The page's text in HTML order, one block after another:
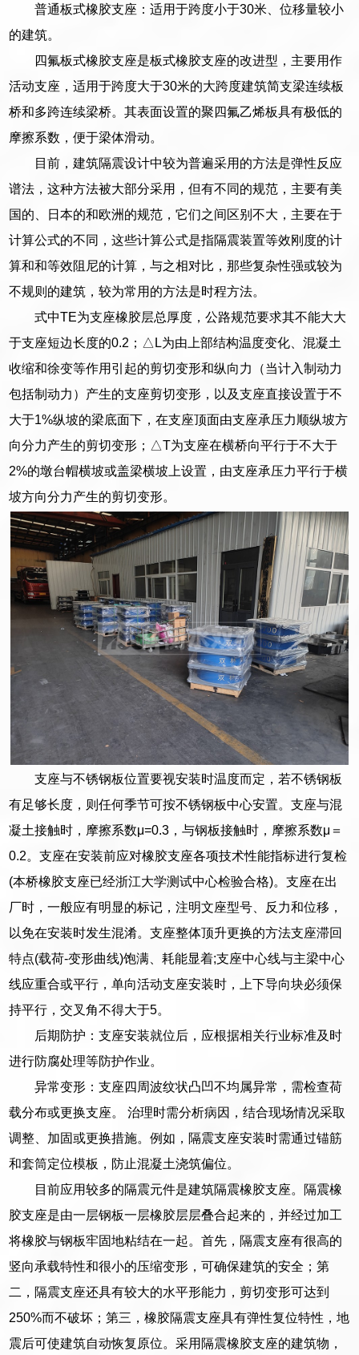
普通板式橡胶支座：适用于跨度小于30米、位移量较小
的建筑。
四氟板式橡胶支座是板式橡胶支座的改进型，主要用作
活动支座，适用于跨度大于30米的大跨度建筑简支梁连续板
桥和多跨连续梁桥。其表面设置的聚四氟乙烯板具有极低的
摩擦系数，便于梁体滑动。
目前，建筑隔震设计中较为普遍采用的方法是弹性反应
谱法，这种方法被大部分采用，但有不同的规范，主要有美
国的、日本的和欧洲的规范，它们之间区别不大，主要在于
计算公式的不同，这些计算公式是指隔震装置等效刚度的计
算和和等效阻尼的计算，与之相对比，那些复杂性强或较为
不规则的建筑，较为常用的方法是时程方法。
式中TE为支座橡胶层总厚度，公路规范要求其不能大大
于支座短边长度的0.2；△L为由上部结构温度变化、混凝土
收缩和徐变等作用引起的剪切变形和纵向力（当计入制动力
包括制动力）产生的支座剪切变形，以及支座直接设置于不
大于1%纵坡的梁底面下，在支座顶面由支座承压力顺纵坡方
向分力产生的剪切变形；△T为支座在横桥向平行于不大于
2%的墩台帽横坡或盖梁横坡上设置，由支座承压力平行于横
坡方向分力产生的剪切变形。
支座与不锈钢板位置要视安装时温度而定，若不锈钢板
有足够长度，则任何季节可按不锈钢板中心安置。支座与混
凝土接触时，摩擦系数μ=0.3，与钢板接触时，摩擦系数μ＝
0.2。支座在安装前应对橡胶支座各项技术性能指标进行复检
(本桥橡胶支座已经浙江大学测试中心检验合格)。支座在出
厂时，一般应有明显的标记，注明文座型号、反力和位移，
以免在安装时发生混淆。支座整体顶升更换的方法支座滞回
特点(载荷-变形曲线)饱满、耗能显着;支座中心线与主梁中心
线应重合或平行，单向活动支座安装时，上下导向块必须保
持平行，交叉角不得大于5。
后期防护：支座安装就位后，应根据相关行业标准及时
进行防腐处理等防护作业。
异常变形：支座四周波纹状凸凹不均属异常，需检查荷
载分布或更换支座。 治理时需分析病因，结合现场情况采取
调整、加固或更换措施。例如，隔震支座安装时需通过锚筋
和套筒定位模板，防止混凝土浇筑偏位。
目前应用较多的隔震元件是建筑隔震橡胶支座。隔震橡
胶支座是由一层钢板一层橡胶层层叠合起来的，并经过加工
将橡胶与钢板牢固地粘结在一起。首先，隔震支座有很高的
竖向承载特性和很小的压缩变形，可确保建筑的安全；第
二，隔震支座还具有较大的水平形能力，剪切变形可达到
250%而不破坏；第三，橡胶隔震支座具有弹性复位特性，地
震后可使建筑自动恢复原位。采用隔震橡胶支座的建筑物，